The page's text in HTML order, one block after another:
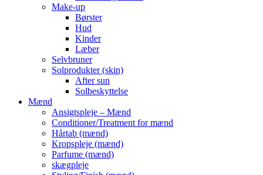
Make-up
Børster
Hud
Kinder
Læber
Selvbruner
Solprodukter (skin)
After sun
Solbeskyttelse
Mænd
Ansigtspleje – Mænd
Conditioner/Treatment for mænd
Hårtab (mænd)
Kropspleje (mænd)
Parfume (mænd)
skægpleje